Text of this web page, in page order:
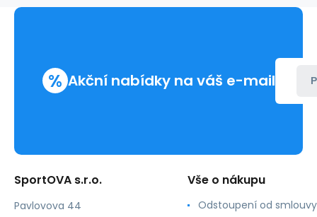
% Akční nabídky na váš e-mail
SportOVA s.r.o.
Pavlovova 44
Vše o nákupu
Odstoupení od smlouvy